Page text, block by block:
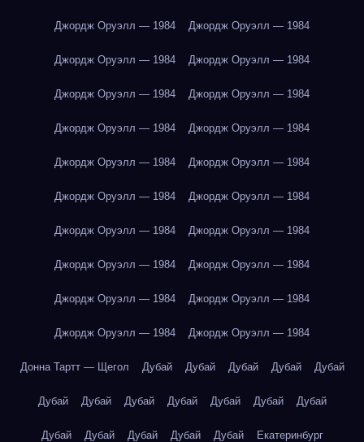
Джордж Оруэлл — 1984 Джордж Оруэлл — 1984
Джордж Оруэлл — 1984 Джордж Оруэлл — 1984
Джордж Оруэлл — 1984 Джордж Оруэлл — 1984
Джордж Оруэлл — 1984 Джордж Оруэлл — 1984
Джордж Оруэлл — 1984 Джордж Оруэлл — 1984
Джордж Оруэлл — 1984 Джордж Оруэлл — 1984
Джордж Оруэлл — 1984 Джордж Оруэлл — 1984
Джордж Оруэлл — 1984 Джордж Оруэлл — 1984
Джордж Оруэлл — 1984 Джордж Оруэлл — 1984
Джордж Оруэлл — 1984 Джордж Оруэлл — 1984
Донна Тартт — Щегол Дубай Дубай Дубай Дубай Дубай
Дубай Дубай Дубай Дубай Дубай Дубай Дубай
Дубай Дубай Дубай Дубай Дубай Екатеринбург